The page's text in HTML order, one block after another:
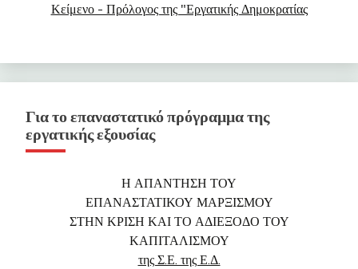
Κείμενο - Πρόλογος της "Εργατικής Δημοκρατίας
Για το επαναστατικό πρόγραμμα της
εργατικής εξουσίας
Η ΑΠΑΝΤΗΣΗ ΤΟΥ
ΕΠΑΝΑΣΤΑΤΙΚΟΥ ΜΑΡΞΙΣΜΟΥ
ΣΤΗΝ ΚΡΙΣΗ ΚΑΙ ΤΟ ΑΔΙΕΞΟΔΟ ΤΟΥ
ΚΑΠΙΤΑΛΙΣΜΟΥ
της Σ.Ε. της Ε.Δ.